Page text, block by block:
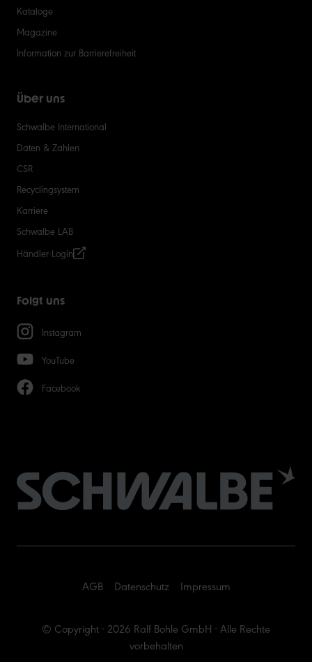
Kataloge
Magazine
Information zur Barrierefreiheit
Über uns
Schwalbe International
Daten & Zahlen
CSR
Recyclingsystem
Karriere
Schwalbe LAB
Händler-Login
Folgt uns
Instagram
YouTube
Facebook
© Copyright - 2026 Ralf Bohle GmbH - Alle Rechte
vorbehalten
AGB Datenschutz Impressum